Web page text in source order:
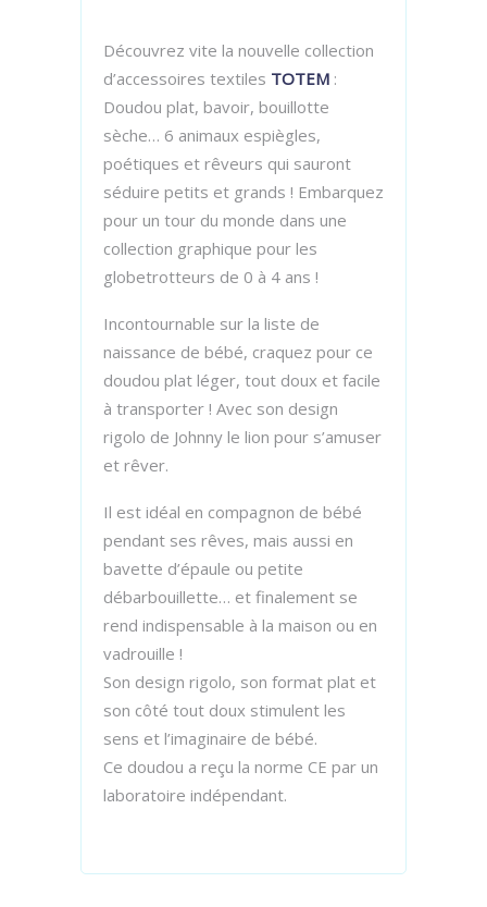
Découvrez vite la nouvelle collection
d’accessoires textiles TOTEM :
Doudou plat, bavoir, bouillotte
sèche… 6 animaux espiègles,
poétiques et rêveurs qui sauront
séduire petits et grands ! Embarquez
pour un tour du monde dans une
collection graphique pour les
globetrotteurs de 0 à 4 ans !
Incontournable sur la liste de
naissance de bébé, craquez pour ce
doudou plat léger, tout doux et facile
à transporter ! Avec son design
rigolo de Johnny le lion pour s’amuser
et rêver.
Il est idéal en compagnon de bébé
pendant ses rêves, mais aussi en
bavette d’épaule ou petite
débarbouillette… et finalement se
rend indispensable à la maison ou en
vadrouille !
Son design rigolo, son format plat et
son côté tout doux stimulent les
sens et l’imaginaire de bébé.
Ce doudou a reçu la norme CE par un
laboratoire indépendant.